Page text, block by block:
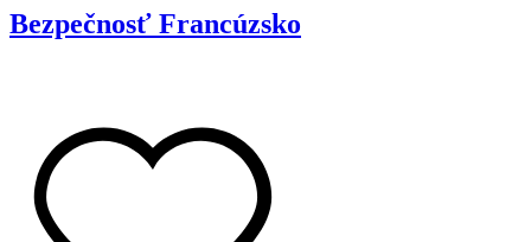
Bezpečnosť Francúzsko